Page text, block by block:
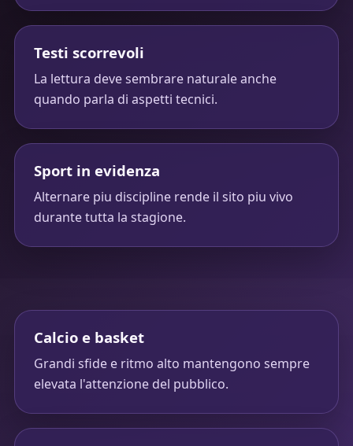
Testi scorrevoli
La lettura deve sembrare naturale anche
quando parla di aspetti tecnici.
Sport in evidenza
Alternare piu discipline rende il sito piu vivo
durante tutta la stagione.
Calcio e basket
Grandi sfide e ritmo alto mantengono sempre
elevata l'attenzione del pubblico.